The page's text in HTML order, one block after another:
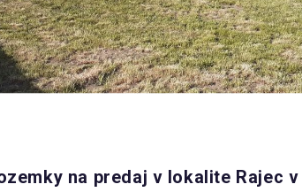
na predaj v lokalite Rajec